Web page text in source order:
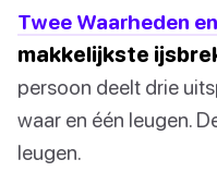
Twee Waarheden
makkelijkste
persoon deelt drie
waar en één leugen.
leugen.